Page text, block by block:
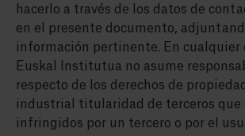
hacerlo a través de los datos de
en el presente documento,
información pertinente. En cualquier
Euskal Institutua no asume
respecto de los derechos de
industrial titularidad de terceros que
infringidos por un tercero o por el